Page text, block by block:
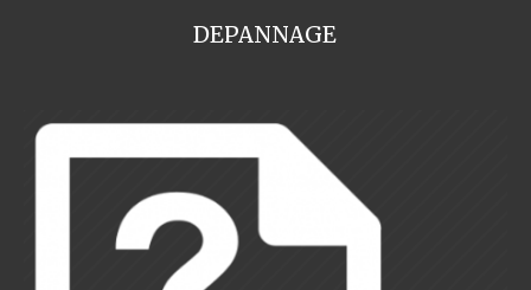
DEPANNAGE